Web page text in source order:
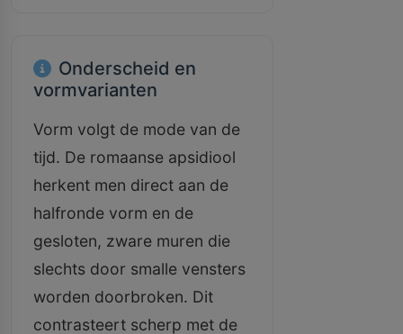
Onderscheid en
vormvarianten
Vorm volgt de mode van de
tijd. De romaanse apsidiool
herkent men direct aan de
halfronde vorm en de
gesloten, zware muren die
slechts door smalle vensters
worden doorbroken. Dit
contrasteert scherp met de